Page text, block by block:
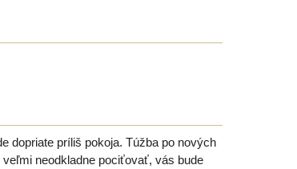
dopriate príliš pokoja. Túžba po nových
neodkladne pociťovať, vás bude